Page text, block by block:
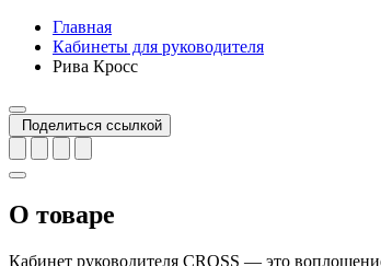
Главная
Кабинеты для руководителя
Рива Кросс
Поделиться ссылкой
О товаре
Кабинет руководителя CROSS — это